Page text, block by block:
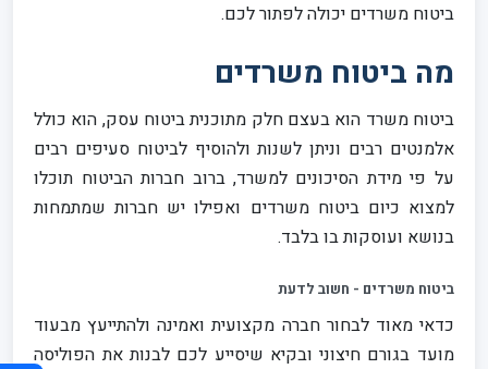
ביטוח משרדים יכולה לפתור לכם.
מה ביטוח משרדים
ביטוח משרד הוא בעצם חלק מתוכנית ביטוח עסק, הוא כולל
אלמנטים רבים וניתן לשנות ולהוסיף לביטוח סעיפים רבים
על פי מידת הסיכונים למשרד, ברוב חברות הביטוח תוכלו
למצוא כיום ביטוח משרדים ואפילו יש חברות שמתמחות
בנושא ועוסקות בו בלבד.
ביטוח משרדים - חשוב לדעת
כדאי מאוד לבחור חברה מקצועית ואמינה ולהתייעץ מבעוד
מועד בגורם חיצוני ובקיא שיסייע לכם לבנות את הפוליסה